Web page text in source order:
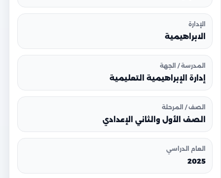
الإدارة
الابراهيمية
المدرسة / الجهة
إدارة الإبراهيمية التعليمية
الصف / المرحلة
الصف الأول والثاني الإعدادي
العام الدراسي
2025